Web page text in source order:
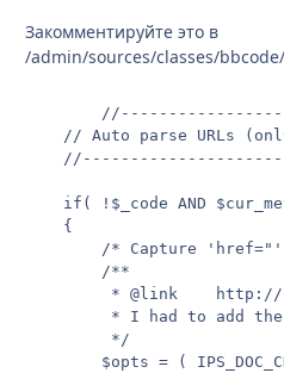
Закомментируйте это в
/admin/sources/classes/